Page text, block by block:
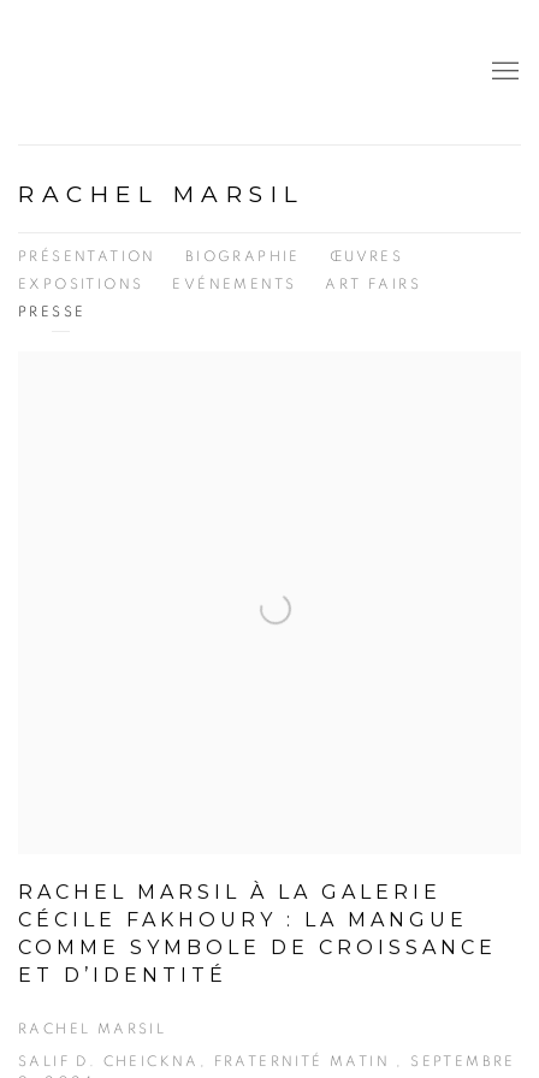
RACHEL MARSIL
PRÉSENTATION BIOGRAPHIE
ŒUVRES
EXPOSITIONS
EVÉNEMENTS
ART FAIRS
PRESSE
RACHEL MARSIL À LA GALERIE
CÉCILE FAKHOURY : LA MANGUE
COMME SYMBOLE DE CROISSANCE
ET D’IDENTITÉ
RACHEL MARSIL
SALIF D. CHEICKNA, FRATERNITÉ MATIN , SEPTEMBRE